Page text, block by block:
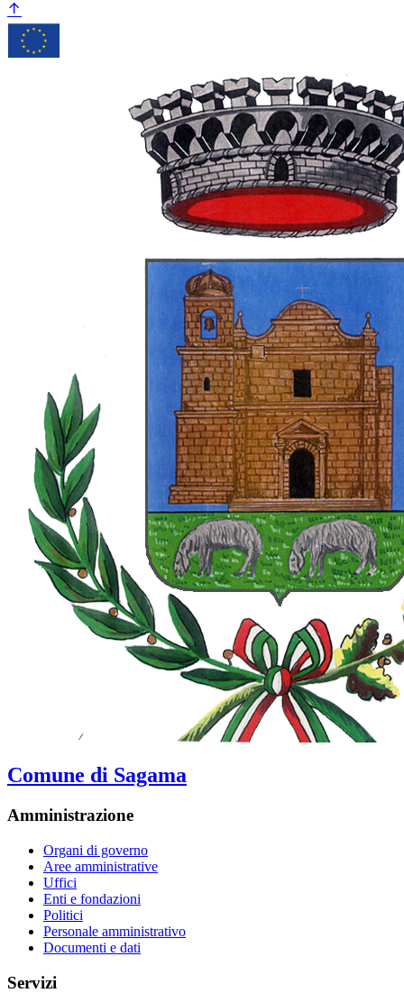
Comune di Sagama
Amministrazione
Organi di governo
Aree amministrative
Uffici
Enti e fondazioni
Politici
Personale amministrativo
Documenti e dati
Servizi